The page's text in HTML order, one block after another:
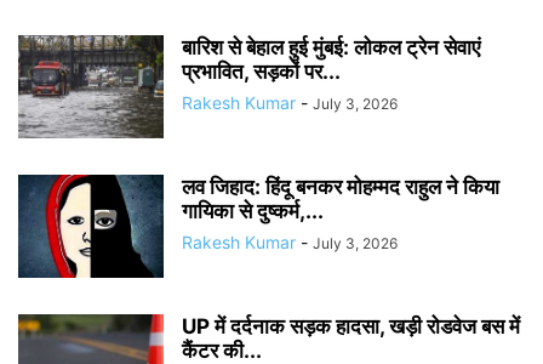
बारिश से बेहाल हुई मुंबई: लोकल ट्रेन सेवाएं
प्रभावित, सड़कों पर...
Rakesh Kumar - July 3, 2026
लव जिहाद: हिंदू बनकर मोहम्मद राहुल ने किया
गायिका से दुष्कर्म,...
Rakesh Kumar - July 3, 2026
UP में दर्दनाक सड़क हादसा, खड़ी रोडवेज बस में
कैंटर की...